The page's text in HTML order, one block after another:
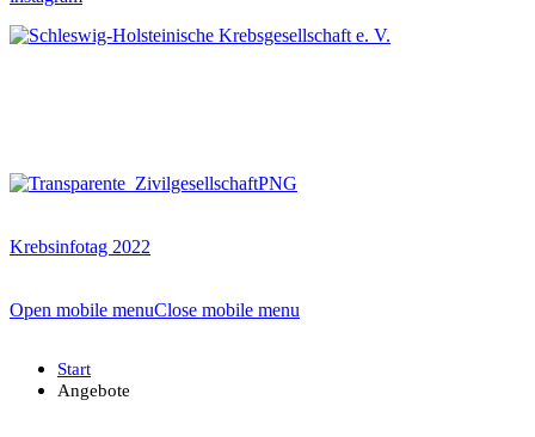
Krebsinfotag 2022
Open mobile menuClose mobile menu
Start
Angebote